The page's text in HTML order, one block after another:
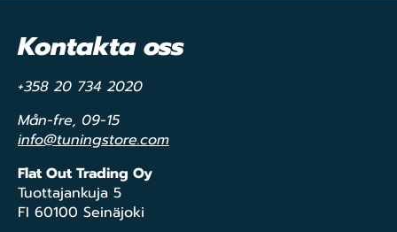
Kontakta oss
+358 20 734 2020
Mån-fre, 09-15
info@tuningstore.com
Flat Out Trading Oy
Tuottajankuja 5
FI 60100 Seinäjoki